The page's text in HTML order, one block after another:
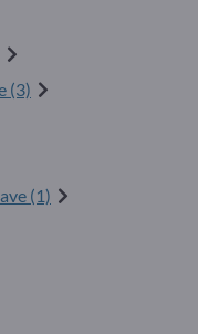
(3)
(1)